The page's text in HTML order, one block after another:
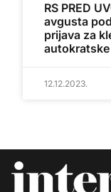
RS PRED
avgusta
prijava za
12.12.2023.